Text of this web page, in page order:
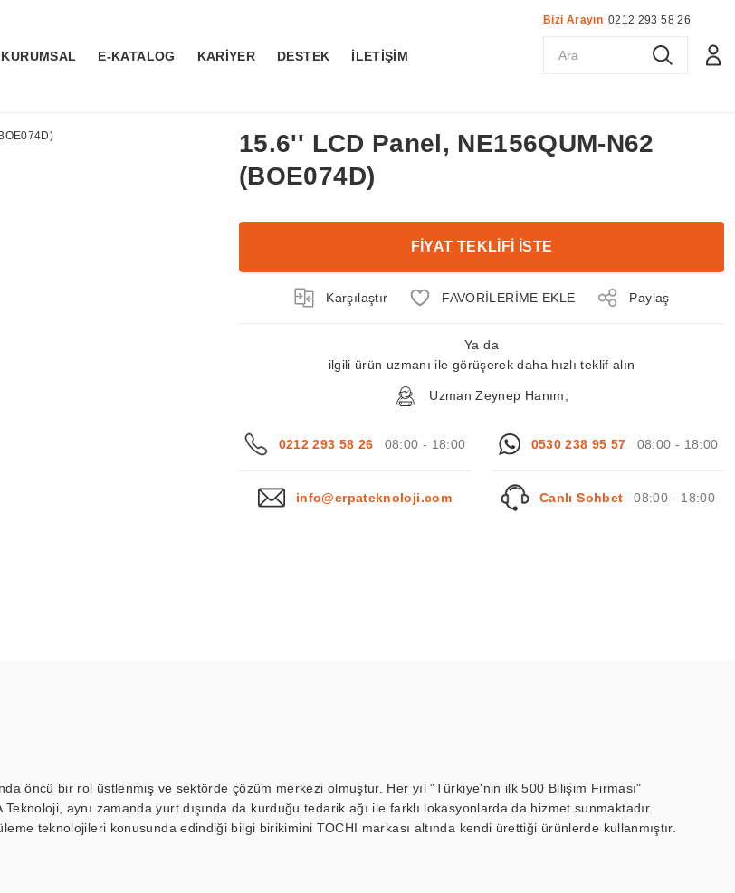
KURUMSAL E-KATALOG KARİYER DESTEK İLETİŞİM
Bizi Arayın 0212 293 58 26
15.6'' LCD Panel, NE156QUM-N62
(BOE074D)
FİYAT TEKLİFİ İSTE
Karşılaştır Paylaş
Ya da
ilgili ürün uzmanı ile görüşerek daha hızlı teklif alın
Uzman Zeynep Hanım;
0212 293 58 26 08:00 - 18:00 0530 238 95 57 08:00 - 18:00
info@erpateknoloji.com Canlı Sohbet 08:00 - 18:00
öncü bir rol üstlenmiş ve sektörde çözüm merkezi olmuştur. Her yıl "Türkiye'nin ilk 500 Bilişim Firması"
aynı zamanda yurt dışında da kurduğu tedarik ağı ile farklı lokasyonlarda da hizmet sunmaktadır.
teknolojileri konusunda edindiği bilgi birikimini TOCHI markası altında kendi ürettiği ürünlerde kullanmıştır.